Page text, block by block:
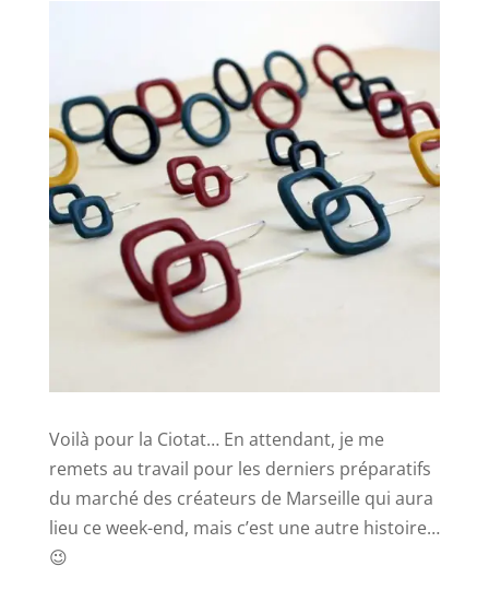
Voilà pour la Ciotat… En attendant, je me
remets au travail pour les derniers préparatifs
du marché des créateurs de Marseille qui aura
lieu ce week-end, mais c’est une autre histoire…
😉